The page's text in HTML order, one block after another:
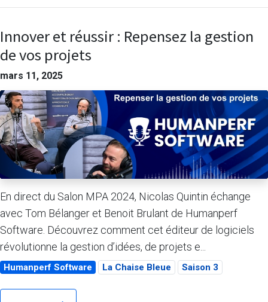
Innover et réussir : Repensez la gestion
de vos projets
mars 11, 2025
En direct du Salon MPA 2024, Nicolas Quintin échange
avec Tom Bélanger et Benoit Brulant de Humanperf
Software. Découvrez comment cet éditeur de logiciels
révolutionne la gestion d’idées, de projets e...
Humanperf Software La Chaise Bleue Saison 3